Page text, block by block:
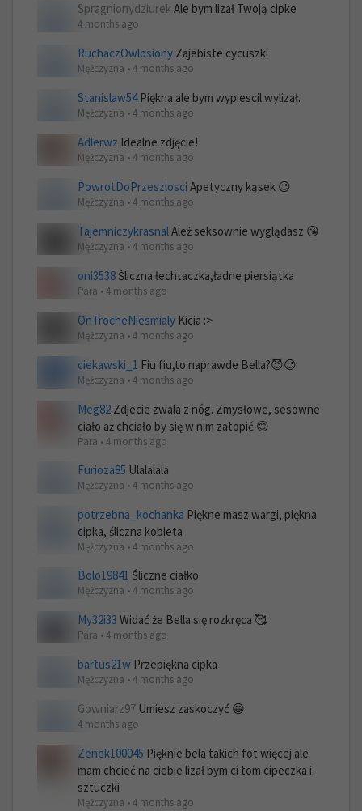
SpragnionydziurekAle bym lizał Twoją cipke
4 months ago
RuchaczOwlosiony Zajebiste cycuszki
Mężczyzna • 4 months ago
Stanislaw54Piękna ale bym wypiescil wylizał.
Mężczyzna • 4 months ago
Adlerwz Idealne zdjęcie!
Mężczyzna • 4 months ago
PowrotDoPrzeszlosci Apetyczny kąsek 😉
Mężczyzna • 4 months ago
TajemniczykrasnalAleż seksownie wyglądasz 😘
Mężczyzna • 4 months ago
oni3538 Śliczna łechtaczka,ładne piersiątka
Para • 4 months ago
OnTrocheNiesmialy Kicia :>
Mężczyzna • 4 months ago
ciekawski_1 Fiu fiu,to naprawde Bella?😈😉
Mężczyzna • 4 months ago
Meg82 Zdjecie zwala z nóg. Zmysłowe, sesowne
ciało aż chciało by się w nim zatopić 😊
Para • 4 months ago
Furioza85 Ulalalala
Mężczyzna • 4 months ago
potrzebna_kochanka Piękne masz wargi, piękna
cipka, śliczna kobieta
Mężczyzna • 4 months ago
Bolo19841 Śliczne ciałko
Mężczyzna • 4 months ago
My32i33 Widać że Bella się rozkręca 🥰
Para • 4 months ago
bartus21w Przepiękna cipka
Mężczyzna • 4 months ago
Gowniarz97 Umiesz zaskoczyć 😁
4 months ago
Zenek100045 Pięknie bela takich fot więcej ale
mam chcieć na ciebie lizał bym ci tom cipeczka i
sztuczki
Mężczyzna • 4 months ago